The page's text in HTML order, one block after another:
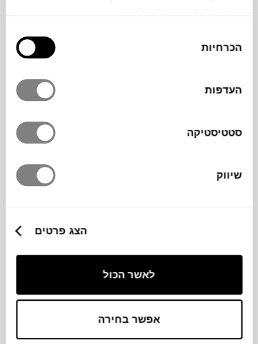
הסכמה
הכרחיות
העדפות
סטטיסטיקה
שיווק
הצג פרטים
לאשר הכול
אפשר בחירה
קליל ומעודן. עשויה מבסיס אלומינים קל משקל,
צבוע בגוון ניטרלי וטבעי שמשתלב בקלות בכל
סביבה. ריפוד מבד אקרילי עוטף ואת המושבים
ונותן לה את המראה האלגנטי שלה.
74X210X68H ס"מ